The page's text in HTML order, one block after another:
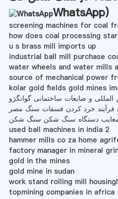
WhatsApp)
screening machines for coal
how does coal processing
u s brass mill imports up
industrial ball mill purchase
water wheels and water mills
source of mechanical power
kolar gold fields gold mines
و ضایعات ساختمانی گوانگژو
فرآیند خرد کردن فسفات سنگ مصر
معایب دستگاه سنگ شکن سنگ شکن
used ball machines in india 2
hammer mills co za home
factory manager in mineral
gold in the mines
gold mine in sudan
work stand rolling mill
topmining companies in africa